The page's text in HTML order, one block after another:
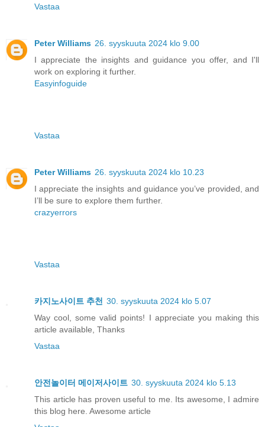
Vastaa
Peter Williams 26. syyskuuta 2024 klo 9.00
I appreciate the insights and guidance you offer, and I'll
work on exploring it further.
Easyinfoguide
Vastaa
Peter Williams 26. syyskuuta 2024 klo 10.23
I appreciate the insights and guidance you’ve provided, and
I’ll be sure to explore them further.
crazyerrors
Vastaa
카지노사이트 추천 30. syyskuuta 2024 klo 5.07
Way cool, some valid points! I appreciate you making this
article available, Thanks
Vastaa
안전놀이터 메이저사이트 30. syyskuuta 2024 klo 5.13
This article has proven useful to me. Its awesome, I admire
this blog here. Awesome article